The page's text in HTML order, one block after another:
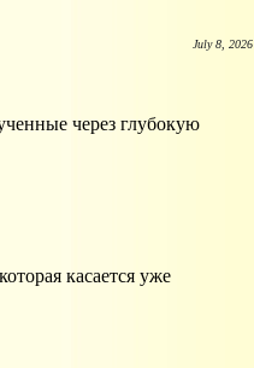
July 8, 2026
через глубокую
касается уже